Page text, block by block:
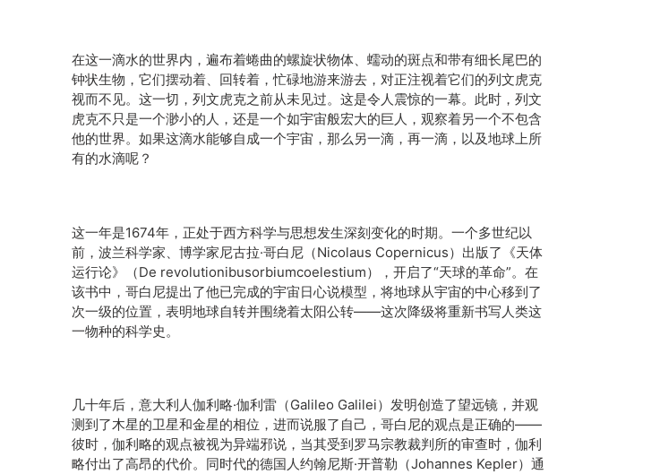
在这一滴水的世界内，遍布着蜷曲的螺旋状物体、蠕动的斑点和带有细长尾巴的
钟状生物，它们摆动着、回转着，忙碌地游来游去，对正注视着它们的列文虎克
视而不见。这一切，列文虎克之前从未见过。这是令人震惊的一幕。此时，列文
虎克不只是一个渺小的人，还是一个如宇宙般宏大的巨人，观察着另一个不包含
他的世界。如果这滴水能够自成一个宇宙，那么另一滴，再一滴，以及地球上所
有的水滴呢？
这一年是1674年，正处于西方科学与思想发生深刻变化的时期。一个多世纪以
前，波兰科学家、博学家尼古拉·哥白尼（Nicolaus Copernicus）出版了《天体
运行论》（De revolutionibusorbiumcoelestium），开启了“天球的革命”。在
该书中，哥白尼提出了他已完成的宇宙日心说模型，将地球从宇宙的中心移到了
次一级的位置，表明地球自转并围绕着太阳公转——这次降级将重新书写人类这
一物种的科学史。
几十年后，意大利人伽利略·伽利雷（Galileo Galilei）发明创造了望远镜，并观
测到了木星的卫星和金星的相位，进而说服了自己，哥白尼的观点是正确的——
彼时，伽利略的观点被视为异端邪说，当其受到罗马宗教裁判所的审查时，伽利
略付出了高昂的代价。同时代的德国人约翰尼斯·开普勒（Johannes Kepler）通